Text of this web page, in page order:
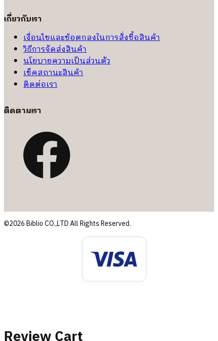
เกี่ยวกับเรา
เงื่อนไขและข้อตกลงในการสั่งซื้อสินค้า
วิธีการจัดส่งสินค้า
นโยบายความเป็นส่วนตัว
เช็คสถานะสินค้า
ติดต่อเรา
ติดตามเรา
©2026 Biblio CO.,LTD All Rights Reserved.